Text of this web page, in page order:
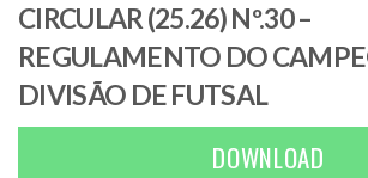
CIRCULAR (25.26) Nº.30 –
REGULAMENTO DO
DIVISÃO DE FUTSAL
DOWNLOAD